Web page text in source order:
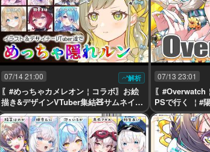
07/14 21:00 解析
〖#めっちゃカメレオン￤コラボ〗お絵
描き&デザインVTuber集結🧸サムネイル
からセンスが滲む￤#陽茅ほかほか￤#U
niVIRTUAL #Vtuber
07/13 23:01
〖#Overwatch
PSで行く ￤#
UAL #Vtuber